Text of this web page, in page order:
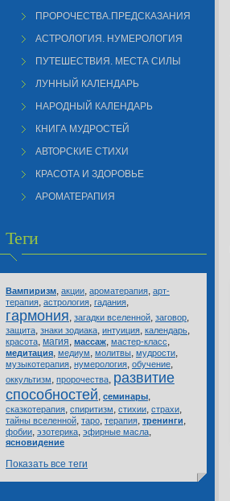
ПРОРОЧЕСТВА.ПРЕДСКАЗАНИЯ
АСТРОЛОГИЯ. НУМЕРОЛОГИЯ
ПУТЕШЕСТВИЯ. МЕСТА СИЛЫ
ЛУННЫЙ КАЛЕНДАРЬ
НАРОДНЫЙ КАЛЕНДАРЬ
КНИГА МУДРОСТЕЙ
АВТОРСКИЕ СТИХИ
КРАСОТА И ЗДОРОВЬЕ
АРОМАТЕРАПИЯ
Теги
Вампиризм, акции, ароматерапия, арт-
терапия, астрология, гадания,
гармония, загадки вселенной, заговор,
защита, знаки зодиака, интуиция, календарь,
красота, магия, массаж, мастер-класс,
медитация, медиум, молитвы, мудрости,
музыкотерапия, нумерология, обучение,
оккультизм, пророчества, развитие
способностей, семинары,
сказкотерапия, спиритизм, стихии, страхи,
тайны вселенной, таро, терапия, тренинги,
фобии, эзотерика, эфирные масла,
ясновидение
Показать все теги